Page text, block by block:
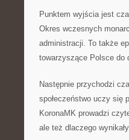
Punktem wyjścia jest
Okres wczesnych
administracji. To także
towarzyszące Polsce do
Następnie przychodzi
społeczeństwo uczy się
KoronaMK prowadzi
ale też dlaczego